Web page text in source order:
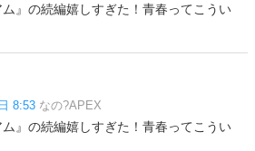
ム』の続編嬉しすぎた！青春ってこうい
8:53 なの?APEX
ム』の続編嬉しすぎた！青春ってこうい